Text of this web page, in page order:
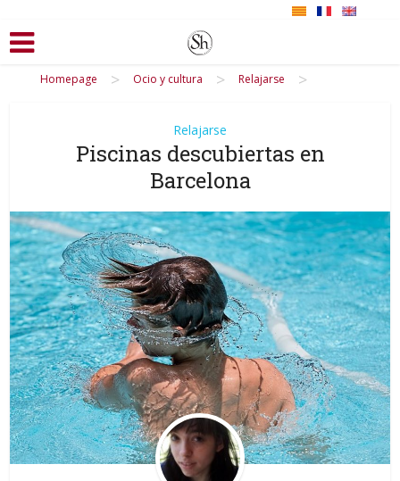
Homepage > Ocio y cultura > Relajarse >
Relajarse
Piscinas descubiertas en
Barcelona